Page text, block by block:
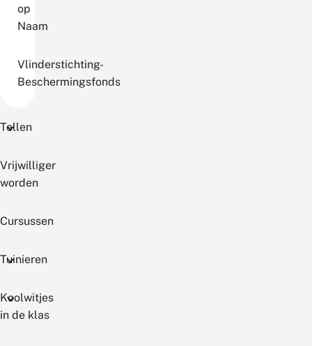
op
Naam
Vlinderstichting-
Beschermingsfonds
Tellen
Vrijwilliger
worden
Cursussen
Tuinieren
Koolwitjes
in de klas